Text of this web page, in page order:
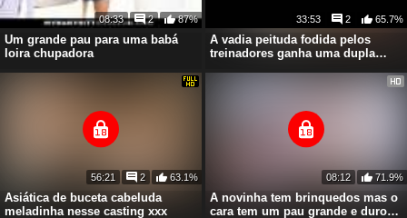
Um grande pau para uma babá
loira chupadora
08:33 2 87%
A vadia peituda fodida pelos
treinadores ganha uma dupla
33:53 2 65.7%
Asiática de buceta cabeluda
meladinha nesse casting xxx
56:21 2 63.1%
A novinha tem brinquedos mas o
cara tem um pau grande e duro
08:12 71.9%